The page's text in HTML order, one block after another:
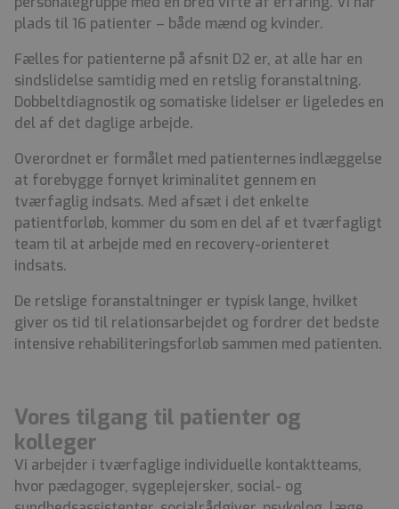
plads til 16 patienter – både mænd og kvinder.
Fælles for patienterne på afsnit D2 er, at alle har en
sindslidelse samtidig med en retslig foranstaltning.
Dobbeltdiagnostik og somatiske lidelser er ligeledes en
del af det daglige arbejde.
Overordnet er formålet med patienternes indlæggelse
at forebygge fornyet kriminalitet gennem en
tværfaglig indsats. Med afsæt i det enkelte
patientforløb, kommer du som en del af et tværfagligt
team til at arbejde med en recovery-orienteret
indsats.
De retslige foranstaltninger er typisk lange, hvilket
giver os tid til relationsarbejdet og fordrer det bedste
intensive rehabiliteringsforløb sammen med patienten.
Vores tilgang til patienter og
kolleger
Vi arbejder i tværfaglige individuelle kontaktteams,
hvor pædagoger, sygeplejersker, social- og